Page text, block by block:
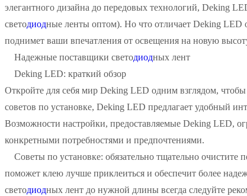
элегантного дизайна до передовых технологий, Deking
светодиодные ленты оптом). Но что отличает Deking LED
поднимет ваши впечатления от освещения на новую
Надежные поставщики светодиодных лент
Deking LED: краткий обзор
Откройте для себя мир Deking LED одним взглядом,
советов по установке, Deking LED предлагает удобный
Возможности настройки, предоставляемые Deking LED,
конкретными потребностями и предпочтениями.
Советы по установке: обязательно тщательно
поможет клею лучше приклеиться и обеспечит более
светодиодных лент до нужной длины всегда следуйте